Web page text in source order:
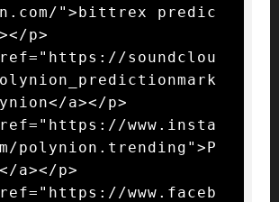
">bittrex predic
p>
soundclou
a></p>
www.insta
polynion.trending">P
a></p>
www.faceb